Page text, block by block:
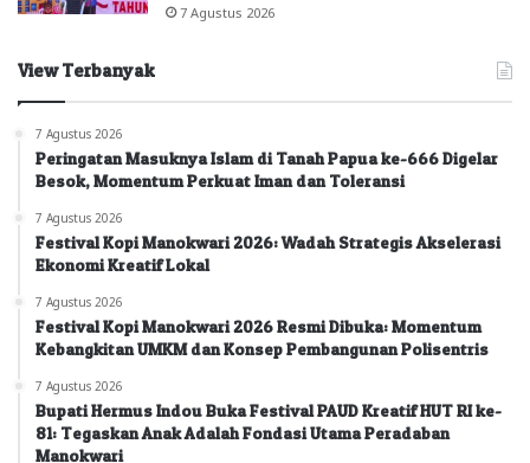
7 Agustus 2026
View Terbanyak
7 Agustus 2026
Peringatan Masuknya Islam di Tanah Papua ke-666 Digelar
Besok, Momentum Perkuat Iman dan Toleransi
7 Agustus 2026
Festival Kopi Manokwari 2026: Wadah Strategis Akselerasi
Ekonomi Kreatif Lokal
7 Agustus 2026
Festival Kopi Manokwari 2026 Resmi Dibuka: Momentum
Kebangkitan UMKM dan Konsep Pembangunan Polisentris
7 Agustus 2026
Bupati Hermus Indou Buka Festival PAUD Kreatif HUT RI ke-
81: Tegaskan Anak Adalah Fondasi Utama Peradaban
Manokwari